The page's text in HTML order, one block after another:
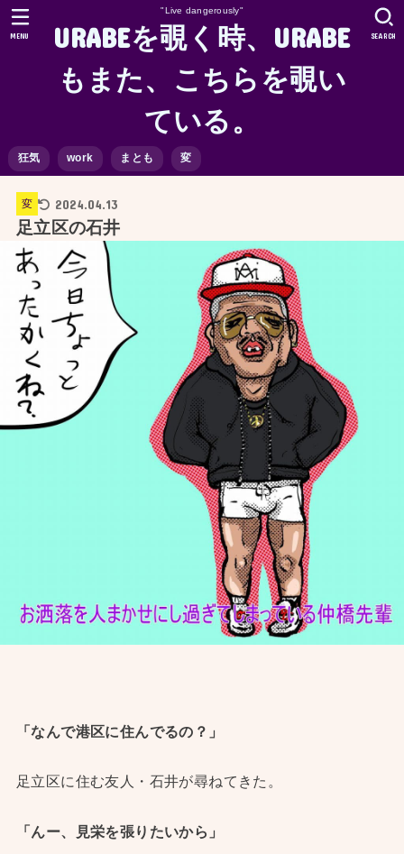
"Live dangerously"
URABEを覗く時、URABE
もまた、こちらを覗い
ている。
狂気 work まとも 変
SEARCH
MENU
変 2024.04.13
足立区の石井
「なんで港区に住んでるの？」
足立区に住む友人・石井が尋ねてきた。
「んー、見栄を張りたいから」